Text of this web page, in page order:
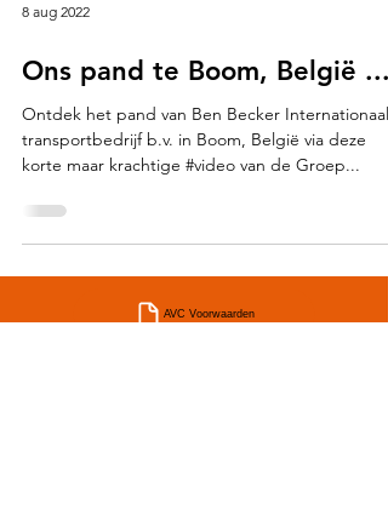
8 aug 2022
Ons pand te Boom, België ...
Ontdek het pand van Ben Becker Internationaal
transportbedrijf b.v. in Boom, België via deze
korte maar krachtige #video van de Groep...
AVC Voorwaarden